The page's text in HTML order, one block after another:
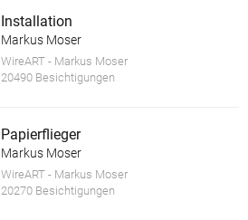
Installation
Markus Moser
WireART - Markus Moser
20490 Besichtigungen
Papierflieger
Markus Moser
WireART - Markus Moser
20270 Besichtigungen